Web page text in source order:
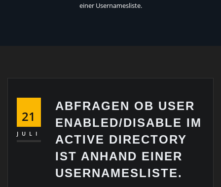
einer Usernamesliste.
21
JULI
ABFRAGEN OB USER
ENABLED/DISABLE IM
ACTIVE DIRECTORY
IST ANHAND EINER
USERNAMESLISTE.